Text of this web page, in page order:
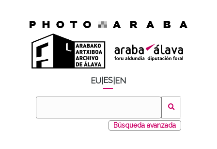
EU ES EN
Búsqueda avanzada